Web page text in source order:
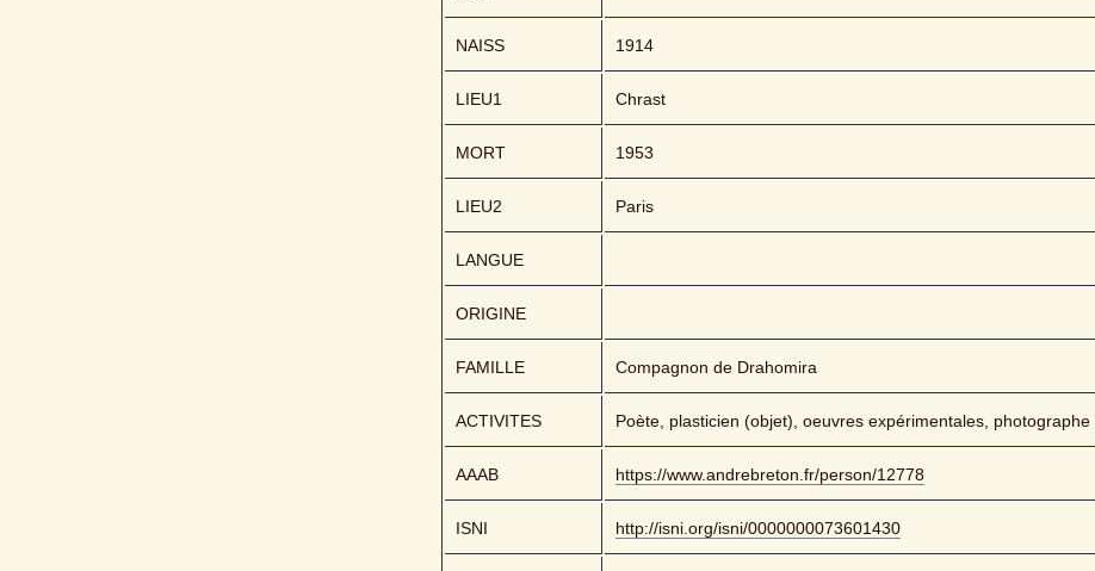
NAISS 1914
LIEU1 Chrast
MORT 1953
LIEU2 Paris
LANGUE
ORIGINE
FAMILLE Compagnon de Drahomira
ACTIVITES Poète, plasticien (objet), oeuvres expérimentales, photographe
AAAB https://www.andrebreton.fr/person/12778
ISNI http://isni.org/isni/0000000073601430